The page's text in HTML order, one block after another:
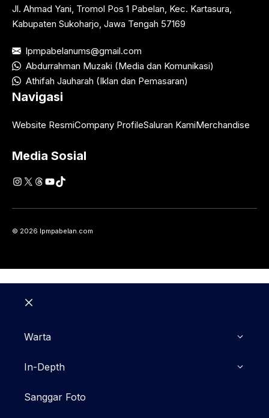
Jl. Ahmad Yani, Tromol Pos 1 Pabelan, Kec. Kartasura,
Kabupaten Sukoharjo, Jawa Tengah 57169
lpmpabelanums@gmail.com
Abdurrahman Muzaki (Media dan Komunikasi)
Athifah Jauharah (Iklan dan Pemasaran)
Navigasi
Website ResmiCompany ProfileSaluran KamiMerchandise
Media Sosial
Instagram
X Threads
YouTube
TikTok
© 2026 lpmpabelan.com
Warta
In-Depth
Sanggar Foto